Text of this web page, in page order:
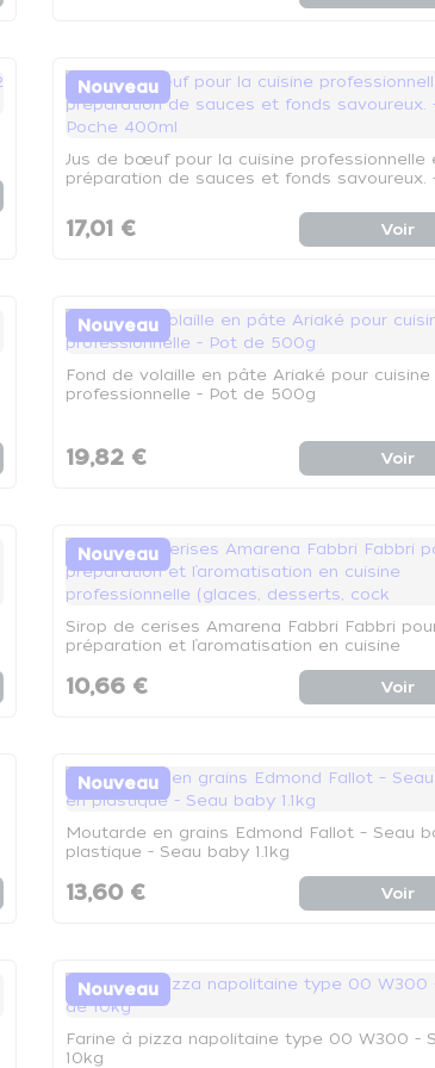
Nouveau
Jus de bœuf pour la cuisine professionnelle
préparation de sauces et fonds savoureux.
17,01 € Voir
Nouveau
Fond de volaille en pâte Ariaké pour cuisine
professionnelle - Pot de 500g
19,82 € Voir
Nouveau
Sirop de cerises Amarena Fabbri Fabbri
préparation et l’aromatisation en cuisine
10,66 € Voir
Nouveau
Moutarde en grains Edmond Fallot – Seau
plastique - Seau baby 1.1kg
13,60 € Voir
Nouveau
Farine à pizza napolitaine type 00 W300 -
10kg